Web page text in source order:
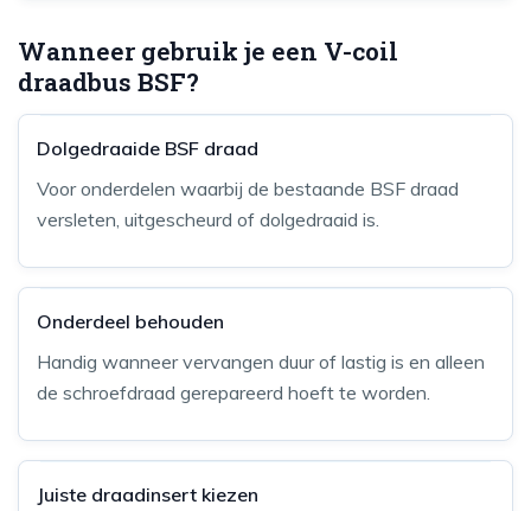
Wanneer gebruik je een V-coil
draadbus BSF?
Dolgedraaide BSF draad
Voor onderdelen waarbij de bestaande BSF draad
versleten, uitgescheurd of dolgedraaid is.
Onderdeel behouden
Handig wanneer vervangen duur of lastig is en alleen
de schroefdraad gerepareerd hoeft te worden.
Juiste draadinsert kiezen